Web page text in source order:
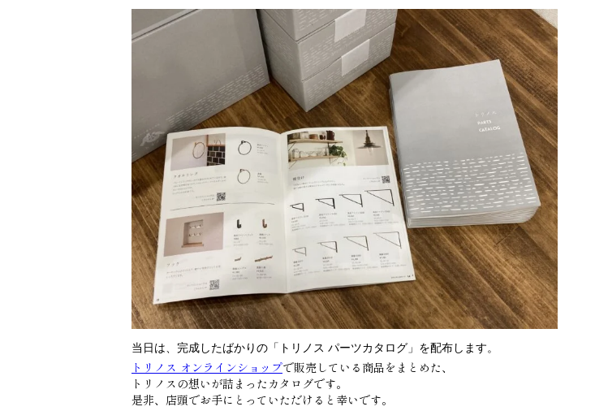
当日は、完成したばかりの「トリノス パーツカタログ」を配布します。
トリノス オンラインショップで販売している商品をまとめた、
トリノスの想いが詰まったカタログです。
是非、店頭でお手にとっていただけると幸いです。